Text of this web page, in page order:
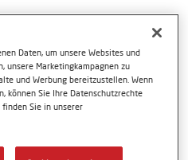
stark, je nach ihrer
kleiner sein als der
menschlichen Haares –
von Uhren zum
in
Daten, um unsere Websites und
unsere Marketingkampagnen zu
und Werbung bereitzustellen. Wenn
können Sie Ihre Datenschutzrechte
Sie in unserer